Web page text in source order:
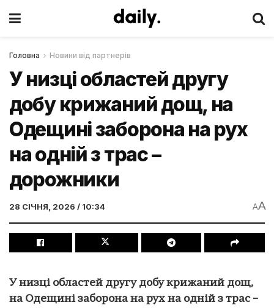
Головна Новини від партнерів
У низці областей другу
добу крижаний дощ, на
Одещині заборона на рух
на одній з трас –
дорожники
28 СІЧНЯ, 2026 / 10:34 AA
У низці областей другу добу крижаний дощ,
на Одещині заборона на рух на одній з трас –